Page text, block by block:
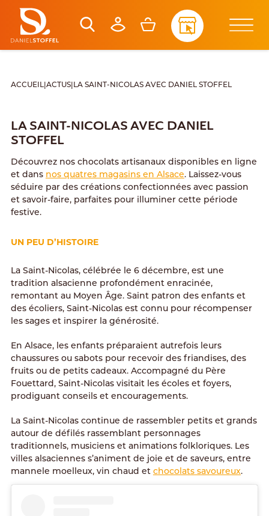
ACCUEIL| ACTUS| LA SAINT-NICOLAS AVEC DANIEL STOFFEL
LA SAINT-NICOLAS AVEC DANIEL
STOFFEL
Découvrez nos chocolats artisanaux disponibles en ligne
et dans nos quatres magasins en Alsace. Laissez-vous
séduire par des créations confectionnées avec passion
et savoir-faire, parfaites pour illuminer cette période
festive.
UN PEU D’HISTOIRE
La Saint-Nicolas, célébrée le 6 décembre, est une
tradition alsacienne profondément enracinée,
remontant au Moyen Âge. Saint patron des enfants et
des écoliers, Saint-Nicolas est connu pour récompenser
les sages et inspirer la générosité.
En Alsace, les enfants préparaient autrefois leurs
chaussures ou sabots pour recevoir des friandises, des
fruits ou de petits cadeaux. Accompagné du Père
Fouettard, Saint-Nicolas visitait les écoles et foyers,
prodiguant conseils et encouragements.
La Saint-Nicolas continue de rassembler petits et grands
autour de défilés rassemblant personnages
traditionnels, musiciens et animations folkloriques. Les
villes alsaciennes s’animent de joie et de saveurs, entre
mannele moelleux, vin chaud et chocolats savoureux.